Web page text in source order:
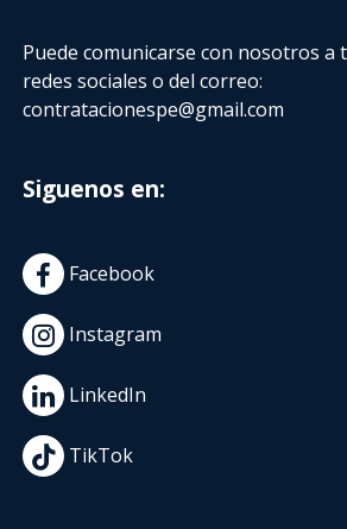
Puede comunicarse con nosotros a
redes sociales o del correo:
contratacionespe@gmail.com
Siguenos en:
Facebook
Instagram
LinkedIn
TikTok